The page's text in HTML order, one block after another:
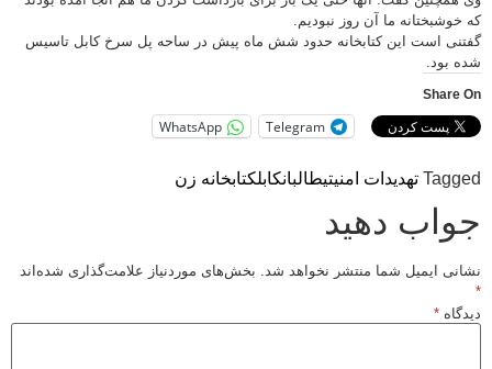
که خوشبختانه ما آن روز نبودیم.
گفتنی است این کتابخانه حدود شش ماه پیش در ساحه پل سرخ کابل تاسیس
شده بود.
Share On
Telegram
WhatsApp
Tagged تهدیدات امنیتیطالبانکابلکتابخانه زن
جواب دهید
نشانی ایمیل شما منتشر نخواهد شد. بخش‌های موردنیاز علامت‌گذاری شده‌اند
دیدگاه*